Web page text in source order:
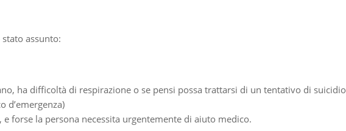
stato assunto:
ha difficoltà di respirazione o se pensi possa trattarsi di un tentativo di
d’emergenza)
forse la persona necessita urgentemente di aiuto medico.